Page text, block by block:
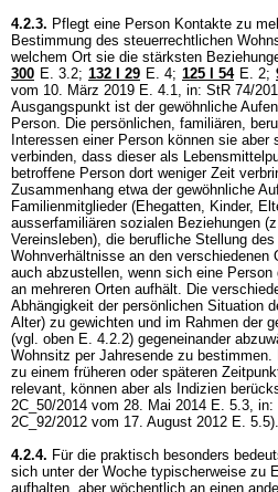
4.2.3. Pflegt eine Person Kontakte zu
Bestimmung des steuerrechtlichen
welchem Ort sie die stärksten
300 E. 3.2; 132 I 29 E. 4; 125 I 54 E. 2;
vom 10. März 2019 E. 4.1, in: StR 74/
Ausgangspunkt ist der gewöhnliche
Person. Die persönlichen, familiären,
Interessen einer Person können sie
verbinden, dass dieser als
betroffene Person dort weniger Zeit
Zusammenhang etwa der gewöhnliche
Familienmitglieder (Ehegatten, Kinder,
ausserfamiliären sozialen Beziehungen
Vereinsleben), die berufliche Stellung
Wohnverhältnisse an den verschiedenen
auch abzustellen, wenn sich eine
an mehreren Orten aufhält. Die
Abhängigkeit der persönlichen Situation
Alter) zu gewichten und im Rahmen der
(vgl. oben E. 4.2.2) gegeneinander
Wohnsitz per Jahresende zu
zu einem früheren oder späteren
relevant, können aber als Indizien
2C_50/2014 vom 28. Mai 2014 E. 5.3,
2C_92/2012 vom 17. August 2012 E.
4.2.4. Für die praktisch besonders
sich unter der Woche typischerweise zu
aufhalten, aber wöchentlich an einen